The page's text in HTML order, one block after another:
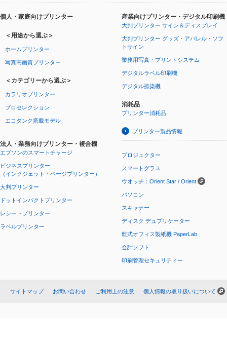
個人・家庭向けプリンター
＜用途から選ぶ＞
ホームプリンター
写真高画質プリンター
＜カテゴリーから選ぶ＞
カラリオプリンター
プロセレクション
エコタンク搭載モデル
法人・業務向けプリンター・複合機
エプソンのスマートチャージ
ビジネスプリンター
（インクジェット・ページプリンター）
大判プリンター
ドットインパクトプリンター
レシートプリンター
ラベルプリンター
産業向けプリンター・デジタル印刷機
大判プリンター サイン＆ディスプレイ
大判プリンター グッズ・アパレル・ソフ
トサイン
業務用写真・プリントシステム
デジタルラベル印刷機
デジタル捺染機
消耗品
プリンター消耗品
プリンター製品情報
プロジェクター
スマートグラス
ウオッチ：Orient Star / Orient
パソコン
スキャナー
ディスク デュプリケーター
乾式オフィス製紙機 PaperLab
会計ソフト
印刷管理セキュリティー
サイトマップ お問い合わせ ご利用上の注意 個人情報の取り扱いについて